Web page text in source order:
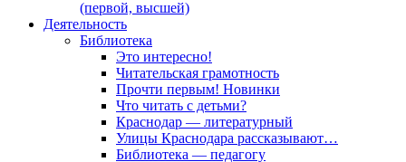
(первой, высшей)
Деятельность
Библиотека
Это интересно!
Читательская грамотность
Прочти первым! Новинки
Что читать с детьми?
Краснодар — литературный
Улицы Краснодара рассказывают…
Библиотека — педагогу